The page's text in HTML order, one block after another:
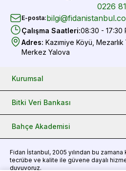
0226
E-posta:
Çalışma Saatleri:08:30 - 17:30
Adres: Kazımiye Köyü,
Merkez Yalova
Kurumsal
Bitki Veri Bankası
Bahçe Akademisi
Fidan İstanbul, 2005 yılından bu zamana
tecrübe ve kalite ile güvene dayalı
duyuyoruz.